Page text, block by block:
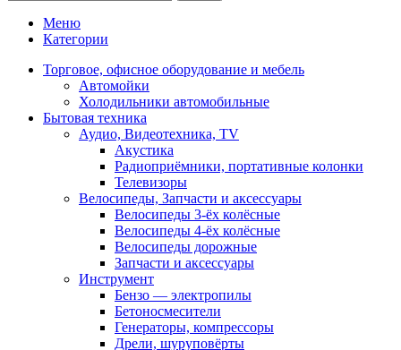
Меню
Категории
Торговое, офисное оборудование и мебель
Автомойки
Холодильники автомобильные
Бытовая техника
Аудио, Видеотехника, TV
Акустика
Радиоприёмники, портативные колонки
Телевизоры
Велосипеды, Запчасти и аксессуары
Велосипеды 3-ёх колёсные
Велосипеды 4-ёх колёсные
Велосипеды дорожные
Запчасти и аксессуары
Инструмент
Бензо — электропилы
Бетоносмесители
Генераторы, компрессоры
Дрели, шуруповёрты